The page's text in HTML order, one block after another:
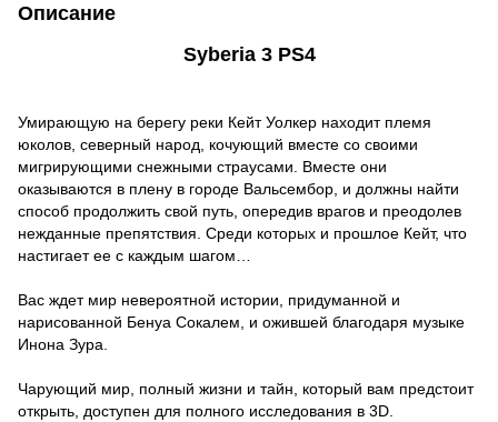
Описание
Syberia 3 PS4
Умирающую на берегу реки Кейт Уолкер находит племя
юколов, северный народ, кочующий вместе со своими
мигрирующими снежными страусами. Вместе они
оказываются в плену в городе Вальсембор, и должны найти
способ продолжить свой путь, опередив врагов и преодолев
нежданные препятствия. Среди которых и прошлое Кейт, что
настигает ее с каждым шагом…
Вас ждет мир невероятной истории, придуманной и
нарисованной Бенуа Сокалем, и ожившей благодаря музыке
Инона Зура.
Чарующий мир, полный жизни и тайн, который вам предстоит
открыть, доступен для полного исследования в 3D.